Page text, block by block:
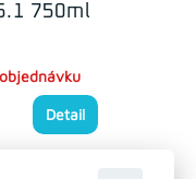
750ml
Detail